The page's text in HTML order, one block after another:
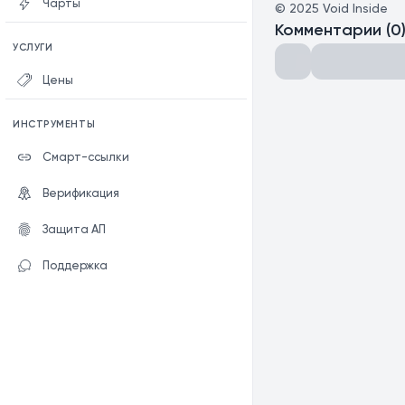
Чарты
УСЛУГИ
Цены
ИНСТРУМЕНТЫ
Смарт-ссылки
Верификация
Защита АП
Поддержка
© 2025 Void Inside
Комментарии (0)